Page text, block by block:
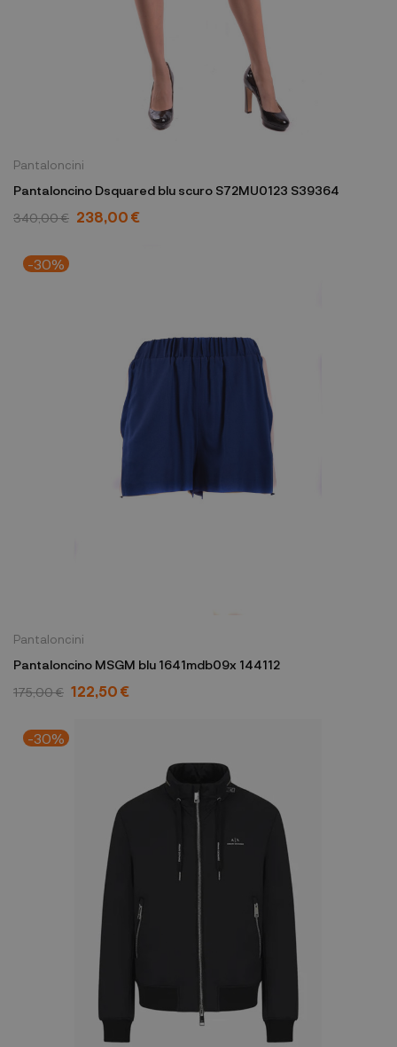
Pantaloncini
Pantaloncino Dsquared blu scuro S72MU0123 S39364
340,00 € 238,00 €
-30%
Pantaloncini
Pantaloncino MSGM blu 1641mdb09x 144112
175,00 € 122,50 €
-30%